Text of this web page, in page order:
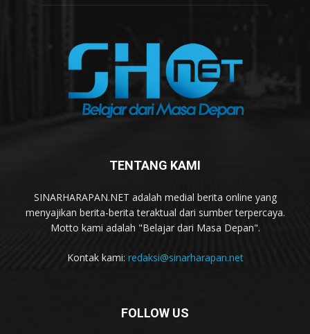
TENTANG KAMI
SINARHARAPAN.NET adalah medial berita online yang
menyajikan berita-berita teraktual dari sumber terpercaya.
Motto kami adalah "Belajar dari Masa Depan".
Kontak kami: redaksi@sinarharapan.net
FOLLOW US